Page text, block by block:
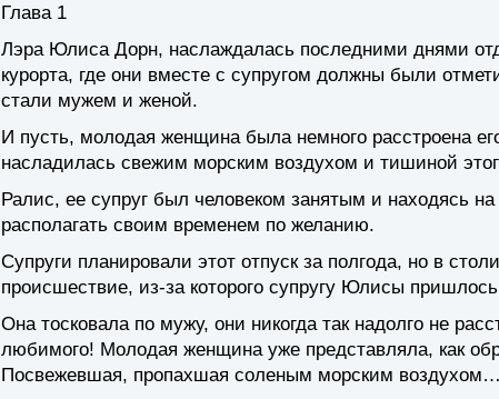
Глава 1
Лэра Юлиса Дорн, наслаждалась последними днями
курорта, где они вместе с супругом должны были
стали мужем и женой.
И пусть, молодая женщина была немного расстроена
насладилась свежим морским воздухом и тишиной
Ралис, ее супруг был человеком занятым и находясь
располагать своим временем по желанию.
Супруги планировали этот отпуск за полгода, но в
происшествие, из-за которого супругу Юлисы
Она тосковала по мужу, они никогда так надолго не
любимого! Молодая женщина уже представляла, как
Посвежевшая, пропахшая соленым морским воздухом…